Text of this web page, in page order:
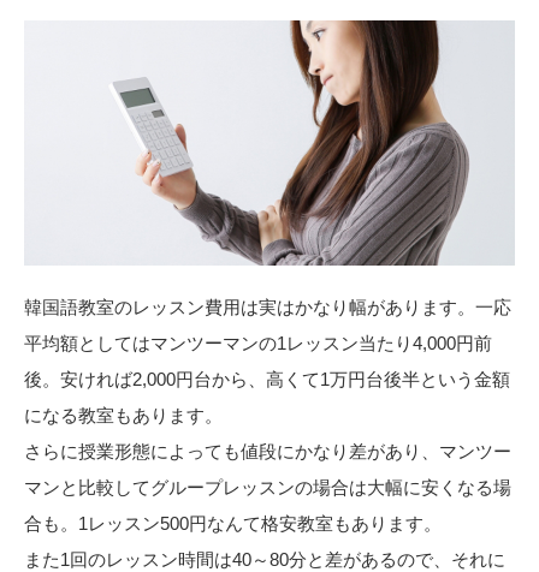
韓国語教室のレッスン費用は実はかなり幅があります。一応
平均額としてはマンツーマンの1レッスン当たり4,000円前
後。安ければ2,000円台から、高くて1万円台後半という金額
になる教室もあります。
さらに授業形態によっても値段にかなり差があり、マンツー
マンと比較してグループレッスンの場合は大幅に安くなる場
合も。1レッスン500円なんて格安教室もあります。
また1回のレッスン時間は40～80分と差があるので、それに